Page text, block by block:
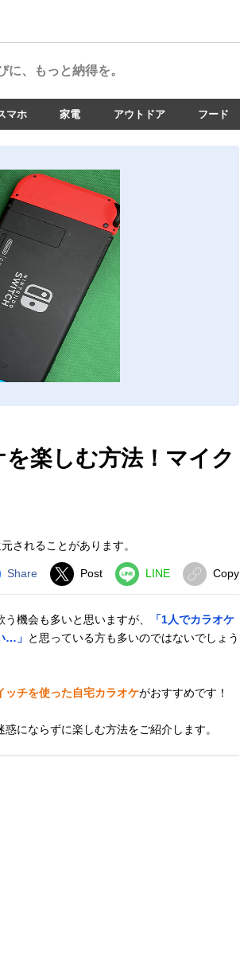
に、もっと納得を。
マホ 家電 アウトドア フード
楽しむ方法！マイク
されることがあります。
Share Post LINE Copy
機会も多いと思いますが、
「1人でカラオケ
…」 と思っている方も多いのではないでしょう
ッチを使った自宅カラオケがおすすめです！
にならずに楽しむ方法をご紹介します。